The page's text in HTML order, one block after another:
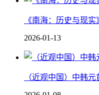
《南海：历史与现
2026-01-13
（近观中国）中韩